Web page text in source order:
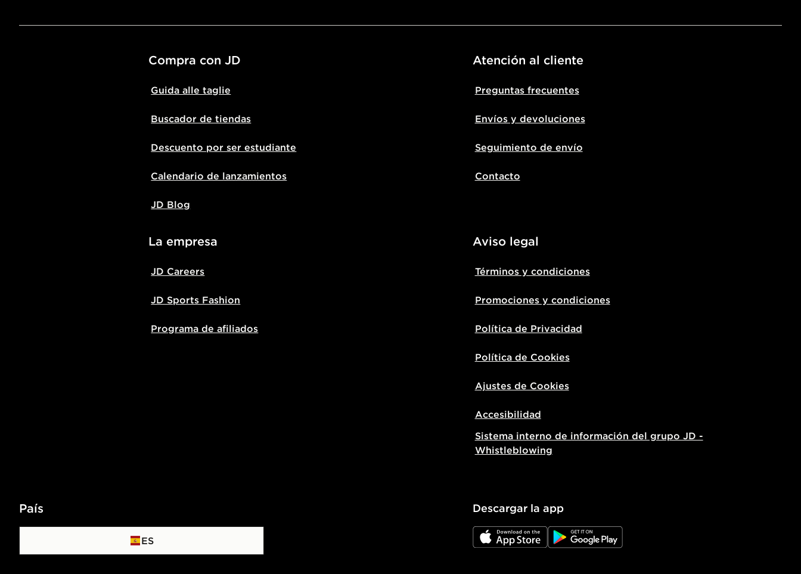
Compra con JD
Guida alle taglie
Buscador de tiendas
Descuento por ser estudiante
Calendario de lanzamientos
JD Blog
Atención al cliente
Preguntas frecuentes
Envíos y devoluciones
Seguimiento de envío
Contacto
La empresa
JD Careers
JD Sports Fashion
Programa de afiliados
Aviso legal
Términos y condiciones
Promociones y condiciones
Política de Privacidad
Política de Cookies
Ajustes de Cookies
Accesibilidad
Sistema interno de información del grupo JD -
Whistleblowing
País
ES
Descargar la app
JD App Store JD Google Play